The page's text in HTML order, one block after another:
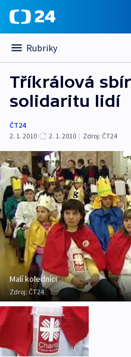
Rubriky
Tříkrálová
solidaritu lidí
ČT24
2. 1. 2010
2. 1. 2010 | Zdroj: ČT24
Malí koledníci
Zdroj: ČT24